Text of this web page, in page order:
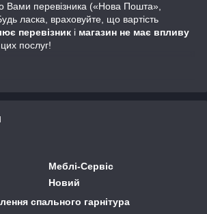
Вами перевізника («Нова Пошта»,
ласка, враховуйте, що вартість
перевізник і магазин не має впливу
цих послуг!
Меблі-Сервіс
Новий
спального гарнітура